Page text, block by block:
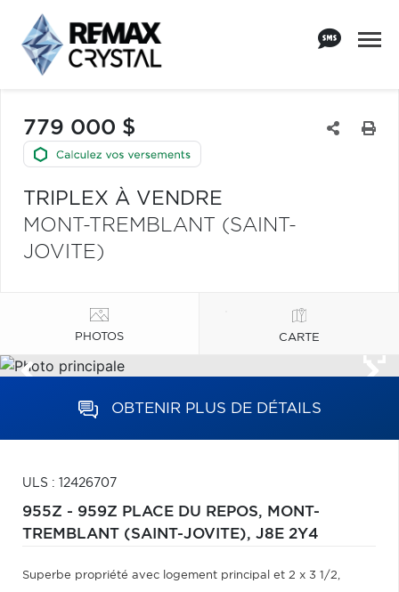
779 000 $
TRIPLEX À VENDRE
MONT-TREMBLANT (SAINT-
JOVITE)
PHOTOS CARTE
OBTENIR PLUS DE DÉTAILS
ULS : 12426707
955Z - 959Z PLACE DU REPOS, MONT-
TREMBLANT (SAINT-JOVITE), J8E 2Y4
Superbe propriété avec logement principal et 2 x 3 1/2,